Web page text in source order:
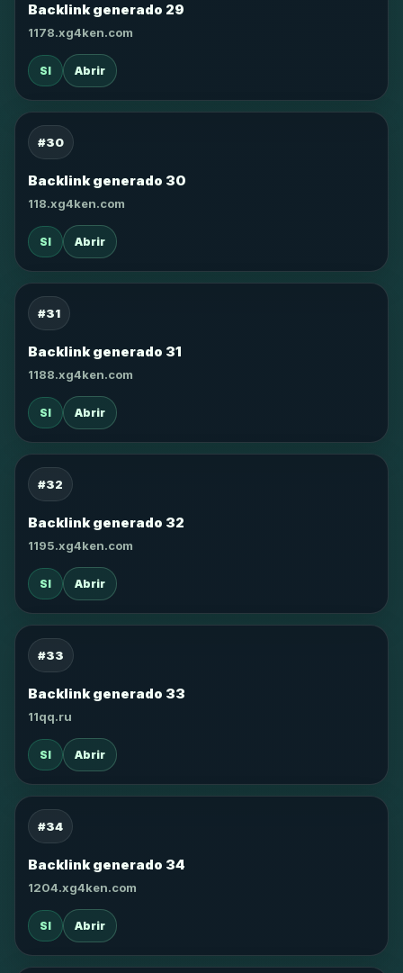
Backlink generado 29
1178.xg4ken.com
SI Abrir
#30
Backlink generado 30
118.xg4ken.com
SI Abrir
#31
Backlink generado 31
1188.xg4ken.com
SI Abrir
#32
Backlink generado 32
1195.xg4ken.com
SI Abrir
#33
Backlink generado 33
11qq.ru
SI Abrir
#34
Backlink generado 34
1204.xg4ken.com
SI Abrir